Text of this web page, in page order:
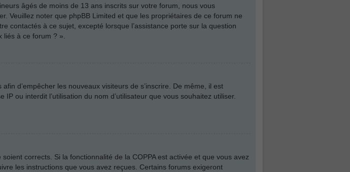
âgés de moins de 13 ans inscrits sur votre forum, nous vous
Veuillez noter que phpBB Limited et que les propriétaires de ce forum ne
contactés à ce sujet, excepté lorsque l’assistance porte sur la question
liés à ce forum ? ».
d’empêcher les nouveaux visiteurs de s’inscrire. De même, il est
ou interdit l’utilisation du nom d’utilisateur que vous souhaitez utiliser.
corrects. Si la fonctionnalité de la COPPA est activée et que vous avez
les instructions que vous avez reçues. Certains forums exigeront